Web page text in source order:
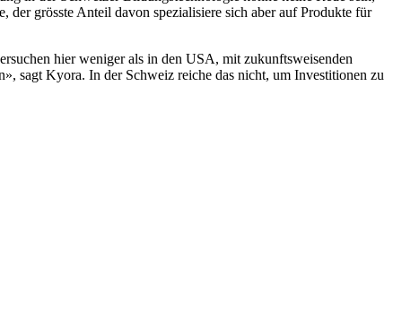
grösste Anteil davon spezialisiere sich aber auf Produkte für
hier weniger als in den USA, mit zukunftsweisenden
sagt Kyora. In der Schweiz reiche das nicht, um Investitionen zu